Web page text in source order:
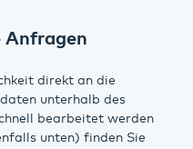
Anfragen
direkt an die
unterhalb des
bearbeitet werden
unten) finden Sie